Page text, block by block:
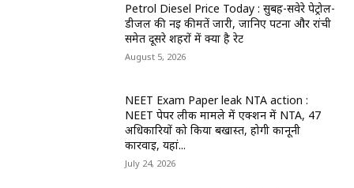
Petrol Diesel Price Today : सुबह-सवेरे पेट्रोल-
डीजल की नई कीमतें जारी, जानिए पटना और रांची
समेत दूसरे शहरों में क्या है रेट
August 5, 2026
NEET Exam Paper leak NTA action :
NEET पेपर लीक मामले में एक्शन में NTA, 47
अधिकारियों को किया बर्खास्त, होगी कानूनी
कार्रवाई, यहां...
July 24, 2026